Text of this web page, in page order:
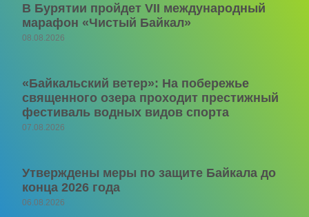
В Бурятии пройдет VII международный
марафон «Чистый Байкал»
08.08.2026
«Байкальский ветер»: На побережье
священного озера проходит престижный
фестиваль водных видов спорта
07.08.2026
Утверждены меры по защите Байкала до
конца 2026 года
06.08.2026